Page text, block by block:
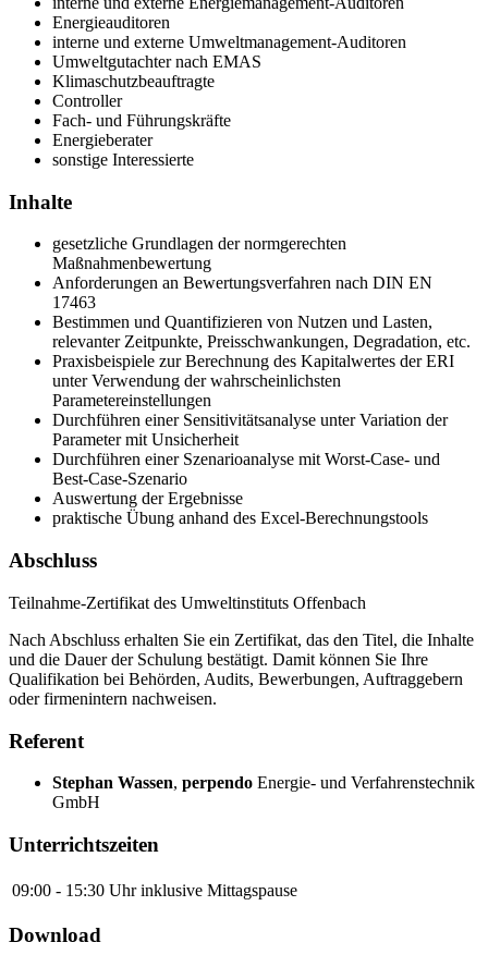
Energieauditoren
interne und externe Umweltmanagement-Auditoren
Umweltgutachter nach EMAS
Klimaschutzbeauftragte
Controller
Fach- und Führungskräfte
Energieberater
sonstige Interessierte
Inhalte
gesetzliche Grundlagen der normgerechten
Maßnahmenbewertung
Anforderungen an Bewertungsverfahren nach DIN EN
17463
Bestimmen und Quantifizieren von Nutzen und Lasten,
relevanter Zeitpunkte, Preisschwankungen, Degradation, etc.
Praxisbeispiele zur Berechnung des Kapitalwertes der ERI
unter Verwendung der wahrscheinlichsten
Parametereinstellungen
Durchführen einer Sensitivitätsanalyse unter Variation der
Parameter mit Unsicherheit
Durchführen einer Szenarioanalyse mit Worst-Case- und
Best-Case-Szenario
Auswertung der Ergebnisse
praktische Übung anhand des Excel-Berechnungstools
Abschluss
Teilnahme-Zertifikat des Umweltinstituts Offenbach
Nach Abschluss erhalten Sie ein Zertifikat, das den Titel, die Inhalte
und die Dauer der Schulung bestätigt. Damit können Sie Ihre
Qualifikation bei Behörden, Audits, Bewerbungen, Auftraggebern
oder firmenintern nachweisen.
Referent
Stephan Wassen, perpendo Energie- und Verfahrenstechnik
GmbH
Unterrichtszeiten
09:00 - 15:30 Uhr inklusive Mittagspause
Download